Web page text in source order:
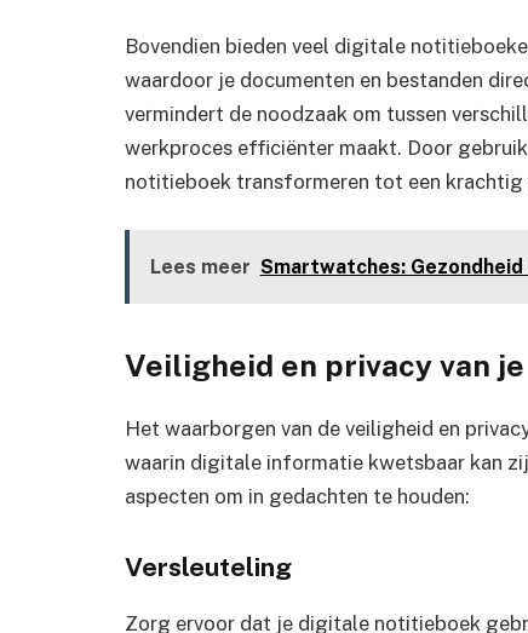
Bovendien bieden veel digitale
waardoor je documenten en bestanden
vermindert de noodzaak om tussen
werkproces efficiënter maakt. Door
notitieboek transformeren tot een
Lees meer Smartwatches:
Veiligheid en privacy van
Het waarborgen van de veiligheid en
waarin digitale informatie kwetsbaar kan
aspecten om in gedachten te houden:
Versleuteling
Zorg ervoor dat je digitale notitieboek